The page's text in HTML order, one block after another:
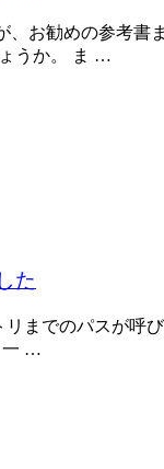
、お勧めの参考書
うか。 ま …
た
リまでのパスが呼び
一 …